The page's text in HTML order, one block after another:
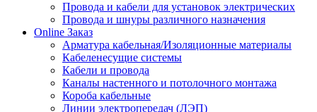
Провода и кабели для установок электрических
Провода и шнуры различного назначения
Online Заказ
Арматура кабельная/Изоляционные материалы
Кабеленесущие системы
Кабели и провода
Каналы настенного и потолочного монтажа
Короба кабельные
Линии электропередач (ЛЭП)